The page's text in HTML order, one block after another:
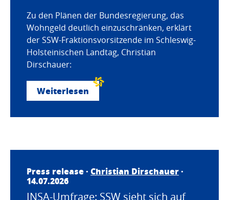
Zu den Plänen der Bundesregierung, das
Wohngeld deutlich einzuschränken, erklärt
der SSW-Fraktionsvorsitzende im Schleswig-
Holsteinischen Landtag, Christian
Dirschauer:
Weiterlesen
Press release · Christian Dirschauer·
14.07.2026
INSA-Umfrage: SSW sieht sich auf